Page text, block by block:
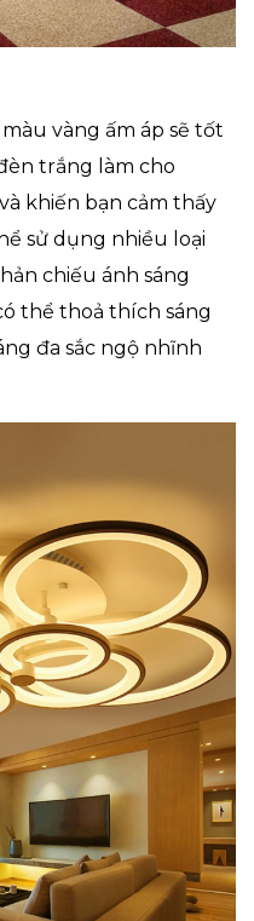
vàng ấm áp sẽ tốt
trắng làm cho
khiến bạn cảm thấy
sử dụng nhiều loại
chiếu ánh sáng
thể thoả thích sáng
đa sắc ngộ nhĩnh